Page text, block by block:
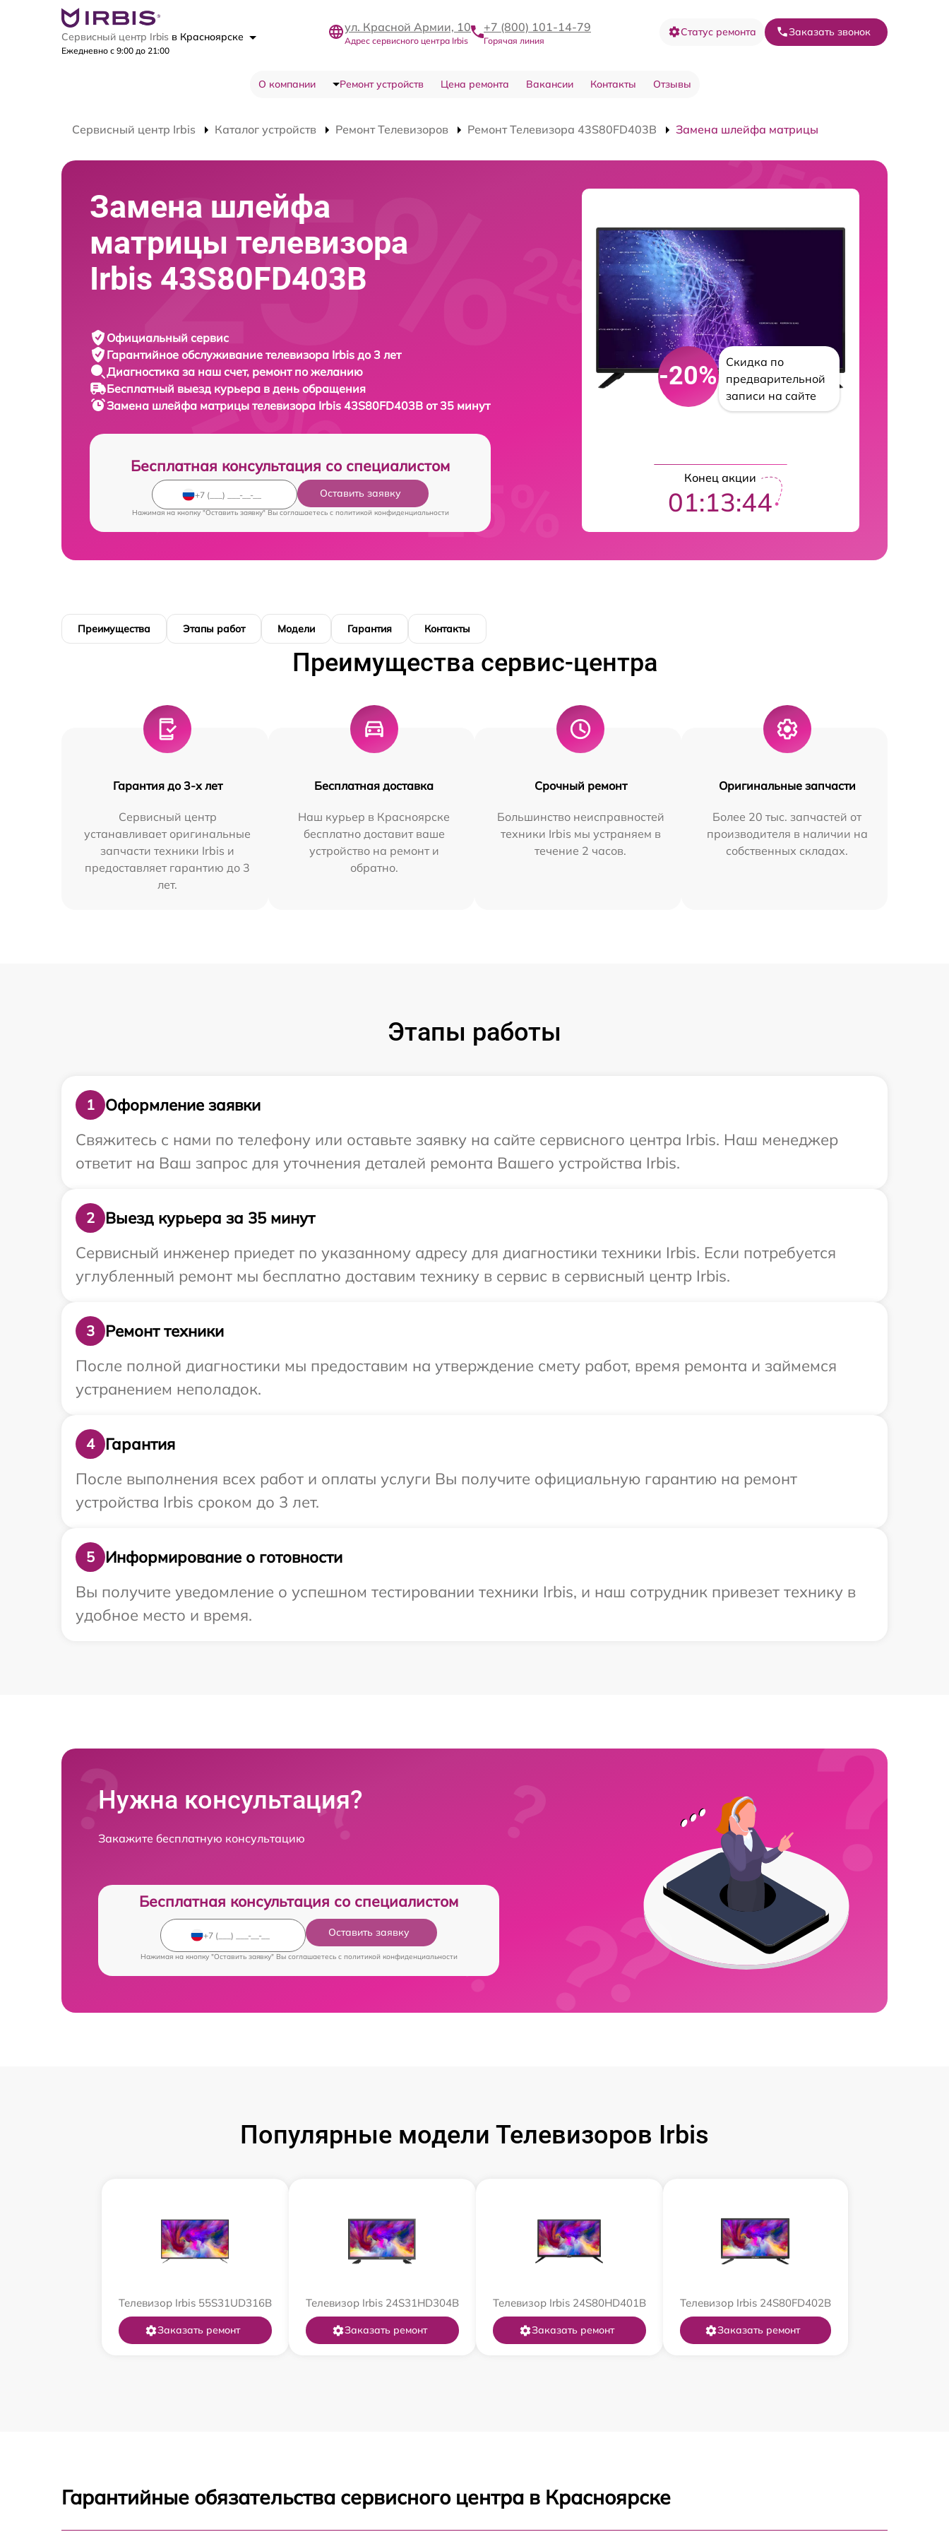
Сервисный центр Irbis в Красноярске
Ежедневно с 9:00 до 21:00
ул. Красной Армии, 10
Адрес сервисного центра Irbis
+7 (800) 101-14-79
Горячая линия
Статус ремонта Заказать звонок
О компании Ремонт устройств Цена ремонта Вакансии Контакты Отзывы
Сервисный центр Irbis Каталог устройств Ремонт Телевизоров Ремонт Телевизора 43S80FD403B Замена шлейфа матрицы
Замена шлейфа
матрицы телевизора
Irbis 43S80FD403B
Официальный сервис
Гарантийное обслуживание телевизора Irbis до 3 лет
Диагностика за наш счет, ремонт по желанию
Бесплатный выезд курьера в день обращения
Замена шлейфа матрицы телевизора Irbis 43S80FD403B от 35 минут
Бесплатная консультация со специалистом
Оставить заявку
Нажимая на кнопку "Оставить заявку" Вы соглашаетесь c политикой конфиденциальности
-20%
Скидка по
предварительной
записи на сайте
Конец акции
01:13:43
Преимущества Этапы работ Модели Гарантия Контакты
Преимущества сервис-центра
Гарантия до 3-х лет
Сервисный центр
устанавливает оригинальные
запчасти техники Irbis и
предоставляет гарантию до 3
лет.
Бесплатная доставка
Наш курьер в Красноярске
бесплатно доставит ваше
устройство на ремонт и
обратно.
Срочный ремонт
Большинство неисправностей
техники Irbis мы устраняем в
течение 2 часов.
Оригинальные запчасти
Более 20 тыс. запчастей от
производителя в наличии на
собственных складах.
Этапы работы
1
Оформление заявки
Свяжитесь с нами по телефону или оставьте заявку на сайте сервисного центра Irbis. Наш менеджер
ответит на Ваш запрос для уточнения деталей ремонта Вашего устройства Irbis.
2
Выезд курьера за 35 минут
Сервисный инженер приедет по указанному адресу для диагностики техники Irbis. Если потребуется
углубленный ремонт мы бесплатно доставим технику в сервис в сервисный центр Irbis.
3
Ремонт техники
После полной диагностики мы предоставим на утверждение смету работ, время ремонта и займемся
устранением неполадок.
4
Гарантия
После выполнения всех работ и оплаты услуги Вы получите официальную гарантию на ремонт
устройства Irbis сроком до 3 лет.
5
Информирование о готовности
Вы получите уведомление о успешном тестировании техники Irbis, и наш сотрудник привезет технику в
удобное место и время.
Нужна консультация?
Закажите бесплатную консультацию
Бесплатная консультация со специалистом
Оставить заявку
Нажимая на кнопку "Оставить заявку" Вы соглашаетесь c политикой конфиденциальности
Популярные модели Телевизоров Irbis
Телевизор Irbis 55S31UD316B
Заказать ремонт
Телевизор Irbis 24S31HD304B
Заказать ремонт
Телевизор Irbis 24S80HD401B
Заказать ремонт
Телевизор Irbis 24S80FD402B
Заказать ремонт
Гарантийные обязательства сервисного центра в Красноярске